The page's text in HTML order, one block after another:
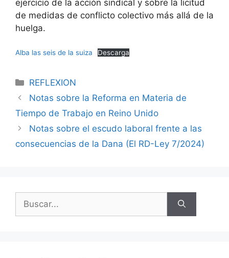
ejercicio de la acción sindical y sobre la licitud
de medidas de conflicto colectivo más allá de la
huelga.
Alba las seis de la suiza Descarga
REFLEXION
Notas sobre la Reforma en Materia de
Tiempo de Trabajo en Reino Unido
Notas sobre el escudo laboral frente a las
consecuencias de la Dana (El RD-Ley 7/2024)